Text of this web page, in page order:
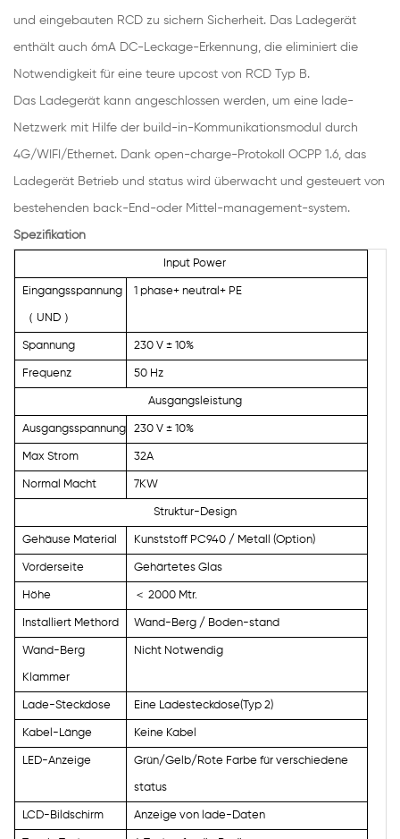
und eingebauten RCD zu sichern Sicherheit. Das Ladegerät
enthält auch 6mA DC-Leckage-Erkennung, die eliminiert die
Notwendigkeit für eine teure upcost von RCD Typ B.
Das Ladegerät kann angeschlossen werden, um eine lade-
Netzwerk mit Hilfe der build-in-Kommunikationsmodul durch
4G/WIFI/Ethernet. Dank open-charge-Protokoll OCPP 1.6, das
Ladegerät Betrieb und status wird überwacht und gesteuert von
bestehenden back-End-oder Mittel-management-system.
Spezifikation
Input Power
Eingangsspannung
（ UND ）
1 phase+ neutral+ PE
Spannung 230 V ± 10%
Frequenz 50 Hz
Ausgangsleistung
Ausgangsspannung 230 V ± 10%
Max Strom 32A
Normal Macht 7KW
Struktur-Design
Gehäuse Material Kunststoff PC940 / Metall (Option)
Vorderseite Gehärtetes Glas
Höhe ＜ 2000 Mtr.
Installiert Methord Wand-Berg / Boden-stand
Wand-Berg
Klammer
Nicht Notwendig
Lade-Steckdose Eine Ladesteckdose(Typ 2)
Kabel-Länge Keine Kabel
LED-Anzeige Grün/Gelb/Rote Farbe für verschiedene
status
LCD-Bildschirm Anzeige von lade-Daten